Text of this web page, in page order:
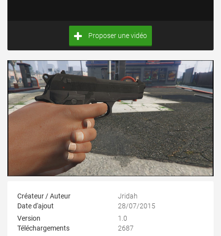
Proposer une vidéo
Créateur / Auteur
Jridah
Date d'ajout
28/07/2015
Version
1.0
Téléchargements
2687